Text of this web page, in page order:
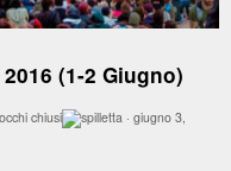
(1-2 Giugno)
· giugno 3,